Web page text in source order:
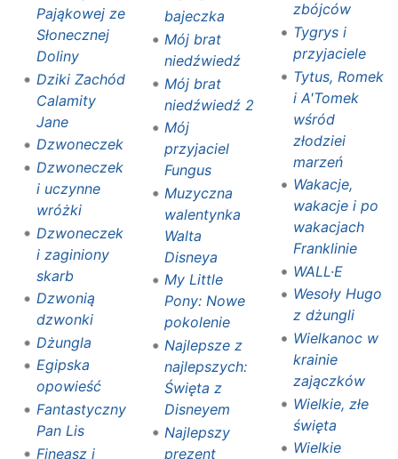
Pająkowej ze
Słonecznej
Doliny
Dziki Zachód
Calamity
Jane
Dzwoneczek
Dzwoneczek
i uczynne
wróżki
Dzwoneczek
i zaginiony
skarb
Dzwonią
dzwonki
Dżungla
Egipska
opowieść
Fantastyczny
Pan Lis
Fineasz i
bajeczka
Mój brat
niedźwiedź
Mój brat
niedźwiedź 2
Mój
przyjaciel
Fungus
Muzyczna
walentynka
Walta
Disneya
My Little
Pony: Nowe
pokolenie
Najlepsze z
najlepszych:
Święta z
Disneyem
Najlepszy
prezent
zbójców
Tygrys i
przyjaciele
Tytus, Romek
i A'Tomek
wśród
złodziei
marzeń
Wakacje,
wakacje i po
wakacjach
Franklinie
WALL·E
Wesoły Hugo
z dżungli
Wielkanoc w
krainie
zajączków
Wielkie, złe
święta
Wielkie